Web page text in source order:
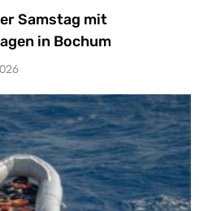
Samstag mit
in Bochum